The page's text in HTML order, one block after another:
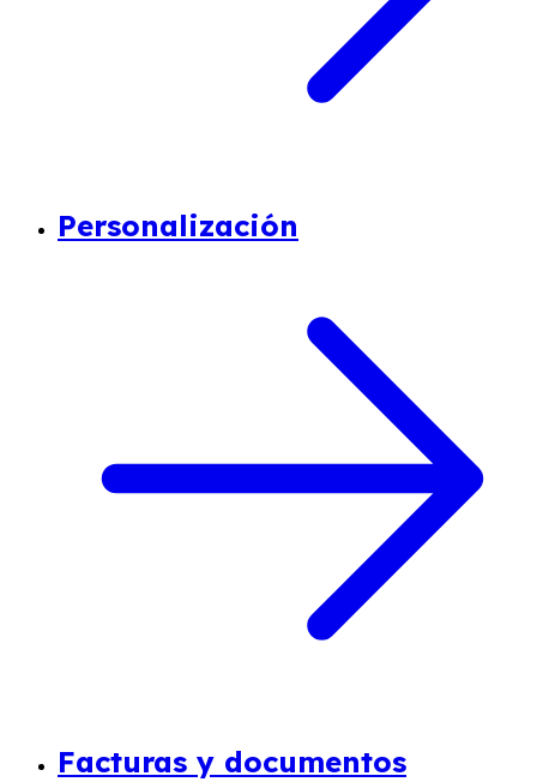
Personalización
Facturas y documentos